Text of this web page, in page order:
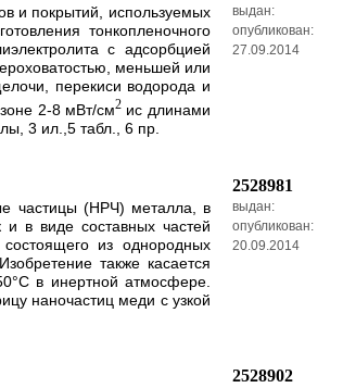
и покрытий, используемых
тонкопленочного
с адсорбцией
меньшей или
перекиси водорода и
2-8 мВт/см2 ис длинами
3 ил.,5 табл., 6 пр.
выдан:
опубликован:
27.09.2014
частицы (НРЧ) металла, в
в виде составных частей
из однородных
также касается
в инертной атмосфере.
наночастиц меди с узкой
2528981
выдан:
опубликован:
20.09.2014
2528902